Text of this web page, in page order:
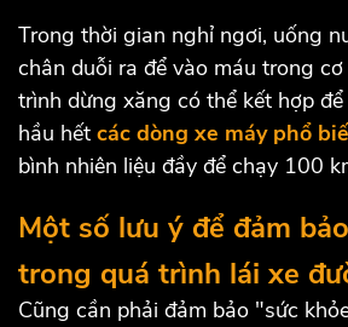
Trong thời gian nghỉ ngơi, uống
chân duỗi ra để vào máu trong
trình dừng xăng có thể kết hợp
hầu hết các dòng xe máy phổ
bình nhiên liệu đầy để chạy 100
Một số lưu ý để đảm
trong quá trình lái xe
Cũng cần phải đảm bảo "sức